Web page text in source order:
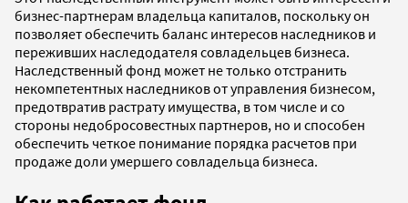
бизнес-партнерам владельца капиталов, поскольку он
позволяет обеспечить баланс интересов наследников и
переживших наследодателя совладельцев бизнеса.
Наследственный фонд может не только отстранить
некомпетентных наследников от управления бизнесом,
предотвратив растрату имущества, в том числе и со
стороны недобросовестных партнеров, но и способен
обеспечить четкое понимание порядка расчетов при
продаже доли умершего совладельца бизнеса.